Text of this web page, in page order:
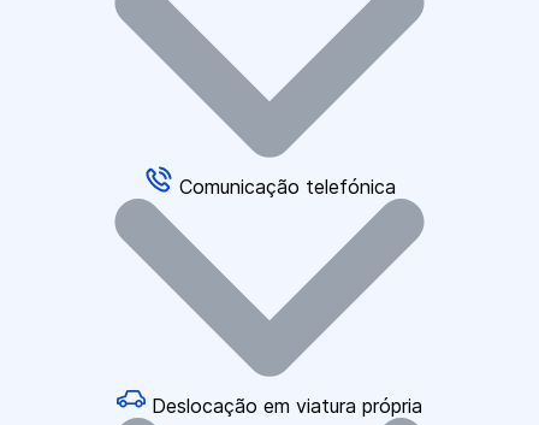
Comunicação telefónica
Deslocação em viatura própria